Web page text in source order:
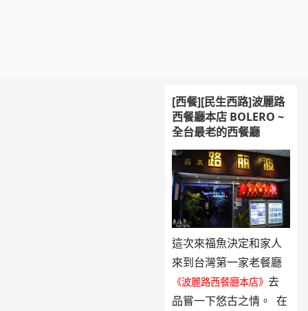
[西餐][民生西路]波麗路
西餐廳本店 BOLERO ~
全台最老的西餐廳
這次來福魚決定和家人
來到台灣第一家老餐廳
《波麗路西餐廳本店》去
品嘗一下悠古之情。 在